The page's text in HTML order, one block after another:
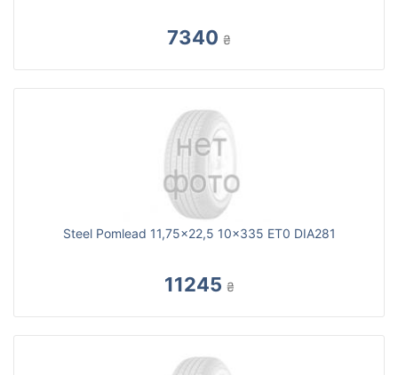
7340 ₴
Steel Pomlead 11,75x22,5 10x335 ET0 DIA281
11245 ₴